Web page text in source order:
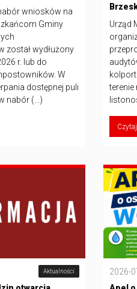
wniosków na
Gminy
został wydłużony
r. lub do
W
dostępnej puli
nabór (...)
Urząd
terenie
Aktualności
2026-